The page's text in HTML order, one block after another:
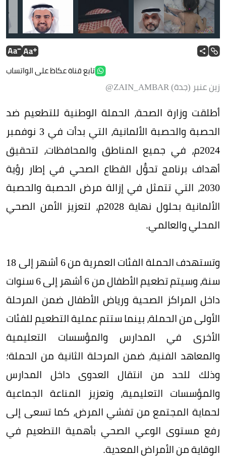
رامي أبو شنب
تابع قناة عكاظ على الواتساب
زين عنبر (جدة) ZAIN_AMBAR@
أطلقت وزارة الصحة، الحملة الوطنية للتطعيم ضد
الحصبة والحصبة الألمانية، التي بدأت في 3 نوفمبر
2024م، في جميع المناطق والمحافظات، لتحقيق
أهداف برنامج تحوُّل القطاع الصحي في إطار رؤية
2030، التي تتمثل في إزالة مرض الحصبة والحصبة
الألمانية بحلول نهاية 2028م، لتعزيز الأمن الصحي
المحلي والعالمي.
وتستهدف الحملة الفئات العمرية من 6 أشهر إلى 18
سنة، وسيتم تطعيم الأطفال من 6 أشهر إلى 6 سنوات
داخل المراكز الصحية ورياض الأطفال ضمن المرحلة
الأولى من الحملة، بينما ستتم عملية التطعيم للفئات
الأخرى في المدارس والمؤسسات التعليمية
والمعاهد الفنية، ضمن المرحلة الثانية من الحملة؛
وذلك للحد من انتقال العدوى داخل المدارس
والمؤسسات التعليمية، وتعزيز المناعة الجماعية
لحماية المجتمع من تفشي المرض، كما تسعى إلى
رفع مستوى الوعي الصحي بأهمية التطعيم في
الوقاية من الأمراض المعدية.